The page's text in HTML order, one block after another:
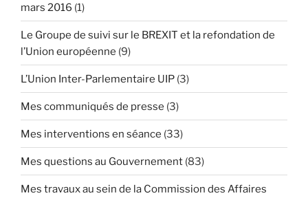
mars 2016 (1)
Le Groupe de suivi sur le BREXIT et la refondation de
l’Union européenne (9)
L’Union Inter-Parlementaire UIP (3)
Mes communiqués de presse (3)
Mes interventions en séance (33)
Mes questions au Gouvernement (83)
Mes travaux au sein de la Commission des Affaires